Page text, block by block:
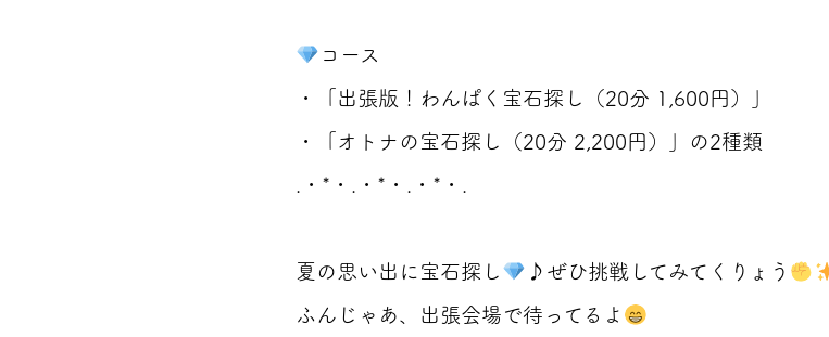
コース
・「出張版！わんぱく宝石探し（20分 1,600円）」
・「オトナの宝石探し（20分 2,200円）」の2種類
.・*・.・*・.・*・.
夏の思い出に宝石探し ♪ぜひ挑戦してみてくりょう
ふんじゃあ、出張会場で待ってるよ